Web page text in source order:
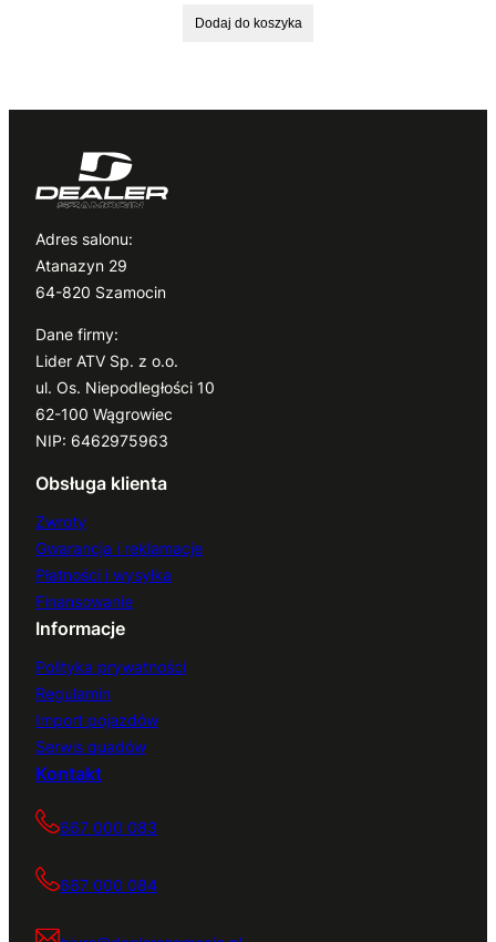
Dodaj do koszyka
Adres salonu:
Atanazyn 29
64-820 Szamocin
Dane firmy:
Lider ATV Sp. z o.o.
ul. Os. Niepodległości 10
62-100 Wągrowiec
NIP: 6462975963
Obsługa klienta
Zwroty
Gwarancja i reklamacje
Płatności i wysyłka
Finansowanie
Informacje
Polityka prywatności
Regulamin
Import pojazdów
Serwis quadów
Kontakt
667 000 083
667 000 084